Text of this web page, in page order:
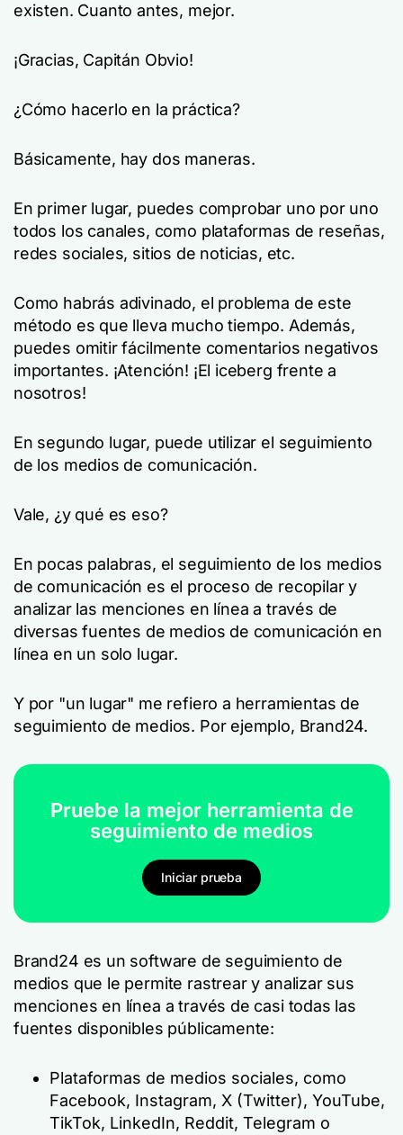
existen. Cuanto antes, mejor.
¡Gracias, Capitán Obvio!
¿Cómo hacerlo en la práctica?
Básicamente, hay dos maneras.
En primer lugar, puedes comprobar uno por uno
todos los canales, como plataformas de reseñas,
redes sociales, sitios de noticias, etc.
Como habrás adivinado, el problema de este
método es que lleva mucho tiempo. Además,
puedes omitir fácilmente comentarios negativos
importantes. ¡Atención! ¡El iceberg frente a
nosotros!
En segundo lugar, puede utilizar el seguimiento
de los medios de comunicación.
Vale, ¿y qué es eso?
En pocas palabras, el seguimiento de los medios
de comunicación es el proceso de recopilar y
analizar las menciones en línea a través de
diversas fuentes de medios de comunicación en
línea en un solo lugar.
Y por "un lugar" me refiero a herramientas de
seguimiento de medios. Por ejemplo, Brand24.
Pruebe la mejor herramienta de
seguimiento de medios
Iniciar prueba
Brand24 es un software de seguimiento de
medios que le permite rastrear y analizar sus
menciones en línea a través de casi todas las
fuentes disponibles públicamente:
Plataformas de medios sociales, como
Facebook, Instagram, X (Twitter), YouTube,
TikTok, LinkedIn, Reddit, Telegram o